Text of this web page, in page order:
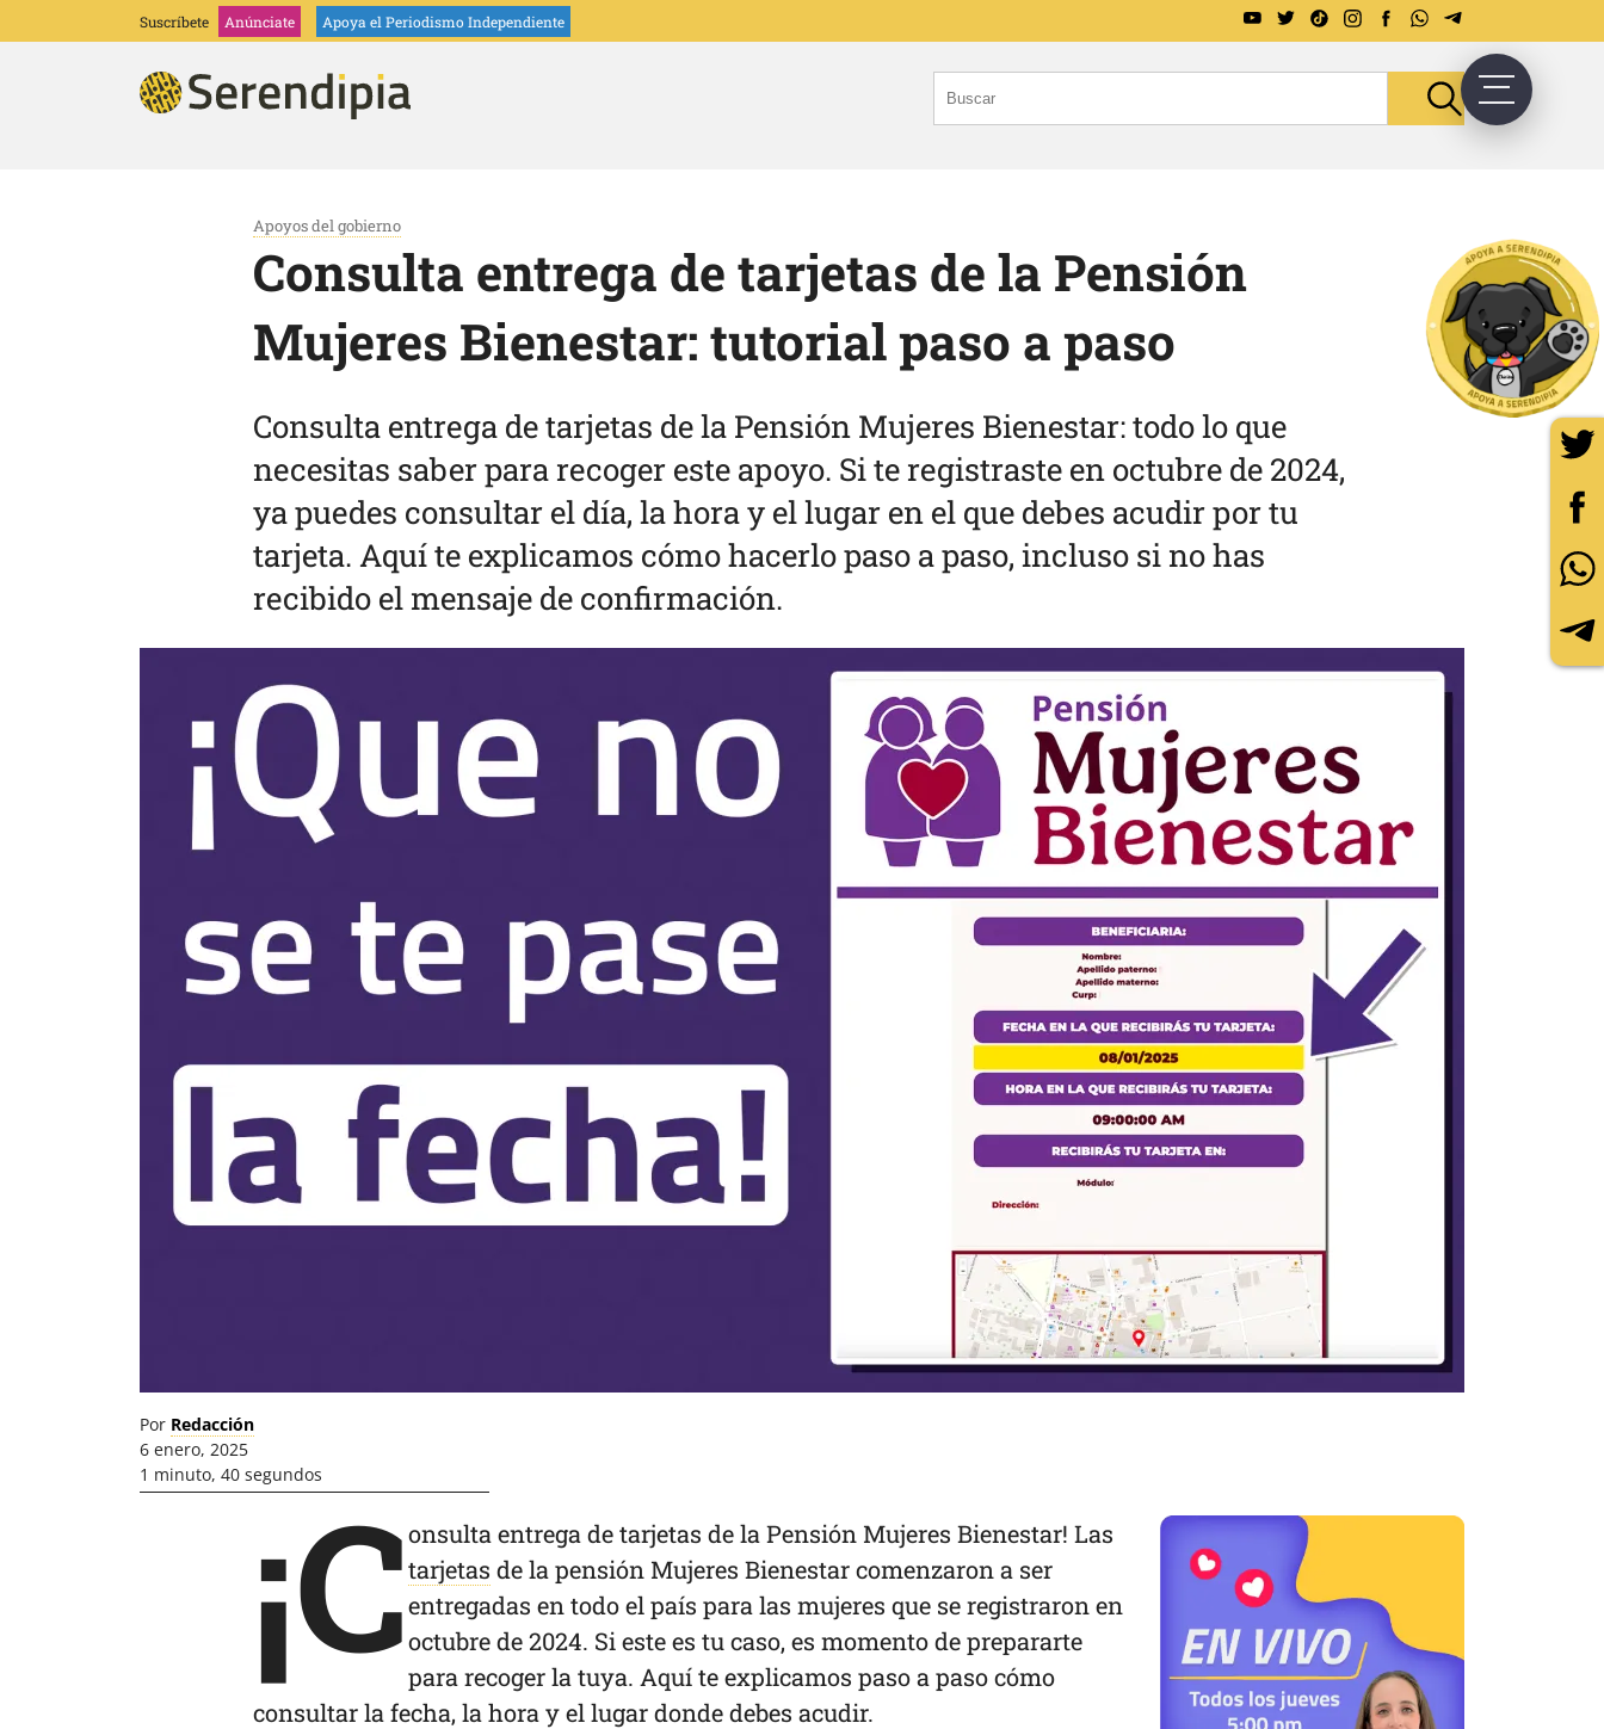
Suscríbete Anúnciate Apoya el Periodismo Independiente
Apoyos del gobierno
Consulta entrega de tarjetas de la Pensión
Mujeres Bienestar: tutorial paso a paso
Consulta entrega de tarjetas de la Pensión Mujeres Bienestar: todo lo que
necesitas saber para recoger este apoyo. Si te registraste en octubre de 2024,
ya puedes consultar el día, la hora y el lugar en el que debes acudir por tu
tarjeta. Aquí te explicamos cómo hacerlo paso a paso, incluso si no has
recibido el mensaje de confirmación.
Por Redacción
6 enero, 2025
1 minuto, 40 segundos¡Consulta entrega de tarjetas de la Pensión Mujeres Bienestar! Las
tarjetas de la pensión Mujeres Bienestar comenzaron a ser
entregadas en todo el país para las mujeres que se registraron en
octubre de 2024. Si este es tu caso, es momento de prepararte
para recoger la tuya. Aquí te explicamos paso a paso cómo
consultar la fecha, la hora y el lugar donde debes acudir.